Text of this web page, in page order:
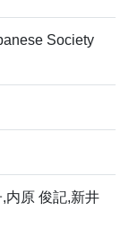
Society
内原 俊記,新井